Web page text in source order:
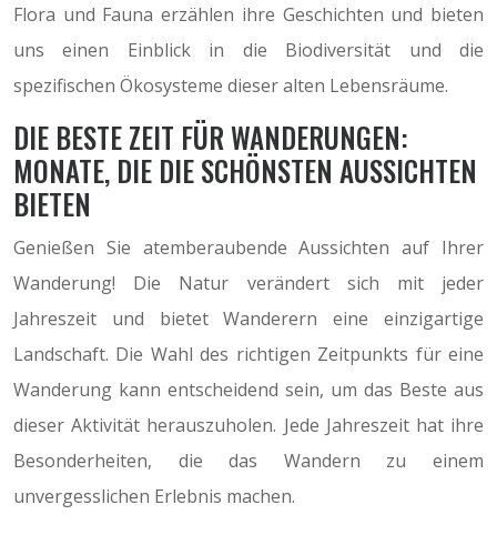
Flora und Fauna erzählen ihre Geschichten und bieten
uns einen Einblick in die Biodiversität und die
spezifischen Ökosysteme dieser alten Lebensräume.
DIE BESTE ZEIT FÜR WANDERUNGEN:
MONATE, DIE DIE SCHÖNSTEN AUSSICHTEN
BIETEN
Genießen Sie atemberaubende Aussichten auf Ihrer
Wanderung! Die Natur verändert sich mit jeder
Jahreszeit und bietet Wanderern eine einzigartige
Landschaft. Die Wahl des richtigen Zeitpunkts für eine
Wanderung kann entscheidend sein, um das Beste aus
dieser Aktivität herauszuholen. Jede Jahreszeit hat ihre
Besonderheiten, die das Wandern zu einem
unvergesslichen Erlebnis machen.